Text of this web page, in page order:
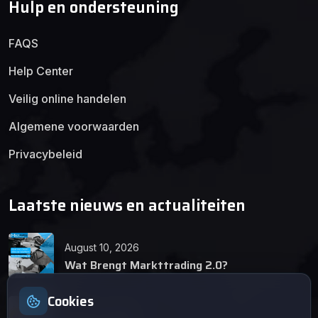
Voeg Toe
Hulp en ondersteuning
FAQS
Help Center
Veilig online handelen
Algemene voorwaarden
Privacybeleid
Laatste nieuws en actualiteiten
August 10, 2026
Wat Brengt Markttrading 2.0?
Cookies